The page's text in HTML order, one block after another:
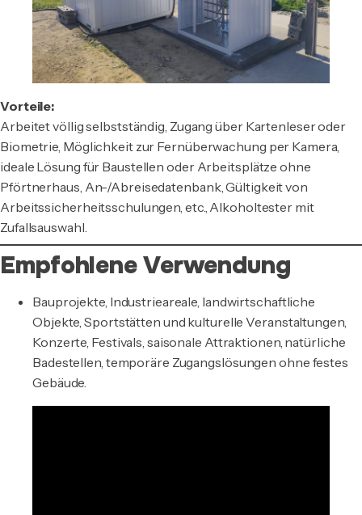
Vorteile:
Arbeitet völlig selbstständig, Zugang über Kartenleser oder
Biometrie, Möglichkeit zur Fernüberwachung per Kamera,
ideale Lösung für Baustellen oder Arbeitsplätze ohne
Pförtnerhaus, An-/Abreisedatenbank, Gültigkeit von
Arbeitssicherheitsschulungen, etc., Alkoholtester mit
Zufallsauswahl.
Empfohlene Verwendung
Bauprojekte, Industrieareale, landwirtschaftliche
Objekte, Sportstätten und kulturelle Veranstaltungen,
Konzerte, Festivals, saisonale Attraktionen, natürliche
Badestellen, temporäre Zugangslösungen ohne festes
Gebäude.